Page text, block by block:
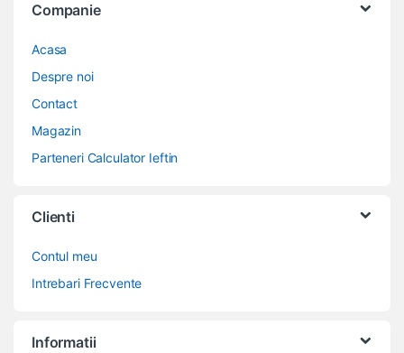
Companie
Acasa
Despre noi
Contact
Magazin
Parteneri Calculator Ieftin
Clienti
Contul meu
Intrebari Frecvente
Informatii